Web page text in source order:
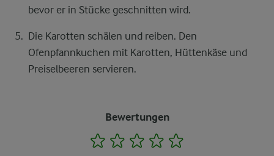
bevor er in Stücke geschnitten wird.
Die Karotten schälen und reiben. Den
Ofenpfannkuchen mit Karotten, Hüttenkäse und
Preiselbeeren servieren.
Bewertungen
1 2 3 4